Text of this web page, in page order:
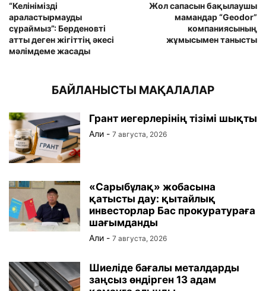
“Келінімізді
араластырмауды
сұраймыз”: Берденовті
атты деген жігіттің әкесі
мәлімдеме жасады
Жол сапасын бақылаушы
мамандар “Geodor”
компаниясының
жұмысымен танысты
БАЙЛАНЫСТЫ МАҚАЛАЛАР
Грант иегерлерінің тізімі шықты
Али - 7 августа, 2026
«Сарыбұлақ» жобасына
қатысты дау: қытайлық
инвесторлар Бас прокуратураға
шағымданды
Али - 7 августа, 2026
Шиеліде бағалы металдарды
заңсыз өндірген 13 адам